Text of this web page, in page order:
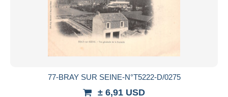
77-BRAY SUR SEINE-N°T5222-D/0275
± 6,91 USD